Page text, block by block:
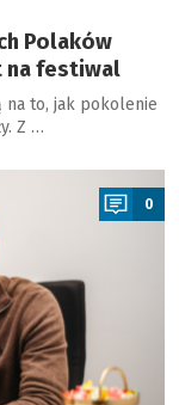
Polaków
na festiwal
na to, jak pokolenie
Z …
0